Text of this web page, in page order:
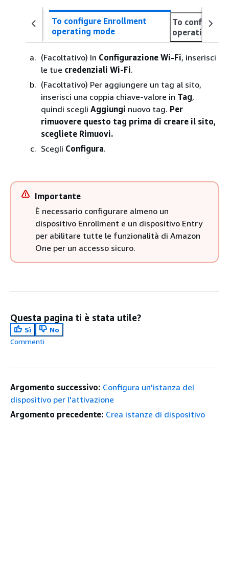
To configure Enrollment
operating mode
To configure
operating
(Facoltativo) In Configurazione Wi-Fi, inserisci
le tue credenziali Wi-Fi.
(Facoltativo) Per aggiungere un tag al sito,
inserisci una coppia chiave-valore in Tag,
quindi scegli Aggiungi nuovo tag. Per
rimuovere questo tag prima di creare il sito,
scegliete Rimuovi.
Scegli Configura.
Importante
È necessario configurare almeno un
dispositivo Enrollment e un dispositivo Entry
per abilitare tutte le funzionalità di Amazon
One per un accesso sicuro.
Questa pagina ti è stata utile?
Sì
No
Commenti
Argomento successivo: Configura un'istanza del
dispositivo per l'attivazione
Argomento precedente: Crea istanze di dispositivo